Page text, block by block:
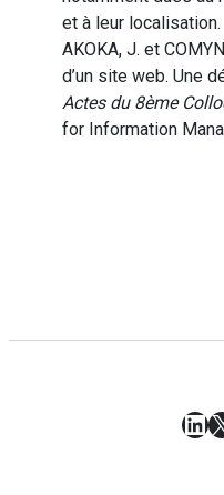
et à leur localisation.
AKOKA, J. et
d’un site web. Une
Actes du 8ème
for Information
X